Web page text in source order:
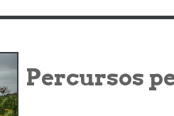
Percursos